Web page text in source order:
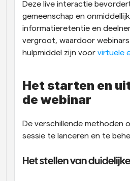
Ontvang een melding
Deze live interactie
gemeenschap en
informatieretentie en
vergroot, waardoor
hulpmiddel zijn voor virtuele
Het starten en
de webinar
De verschillende methoden
sessie te lanceren en te
Het stellen van